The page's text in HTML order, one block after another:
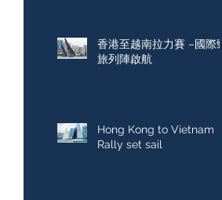
香港至越南拉力賽 –國際勁
旅列陣啟航
Hong Kong to Vietnam
Rally set sail